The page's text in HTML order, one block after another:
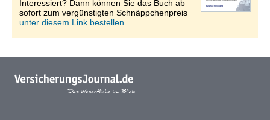
Interessiert? Dann können Sie das Buch ab
sofort zum vergünstigten Schnäppchenpreis
unter diesem Link bestellen.